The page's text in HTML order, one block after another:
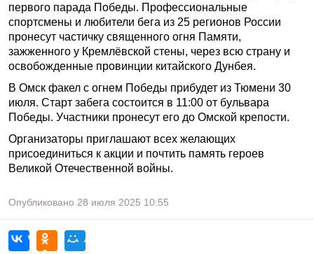
первого парада Победы. Профессиональные
спортсмены и любители бега из 25 регионов России
пронесут частичку священного огня Памяти,
зажженного у Кремлёвской стены, через всю страну и
освобожденные провинции китайского Дунбея.
В Омск факел с огнем Победы прибудет из Тюмени 30
июля. Старт забега состоится в 11:00 от бульвара
Победы. Участники пронесут его до Омской крепости.
Организаторы приглашают всех желающих
присоединиться к акции и почтить память героев
Великой Отечественной войны.
Опубликовано 28 июля 2025 10:55